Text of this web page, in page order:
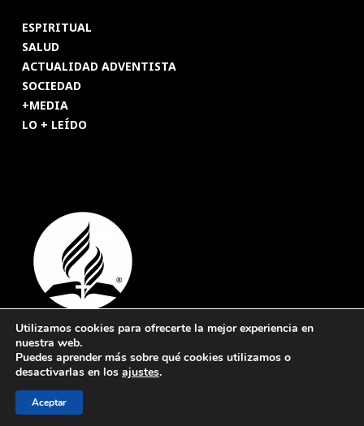
ESPIRITUAL
SALUD
ACTUALIDAD ADVENTISTA
SOCIEDAD
+MEDIA
LO + LEÍDO
© 2026 Revista Adventista de España. UICASDE. Derechos
reservados.
Utilizamos cookies para ofrecerte la mejor experiencia en
nuestra web.
Puedes aprender más sobre qué cookies utilizamos o
desactivarlas en los ajustes.
Aceptar